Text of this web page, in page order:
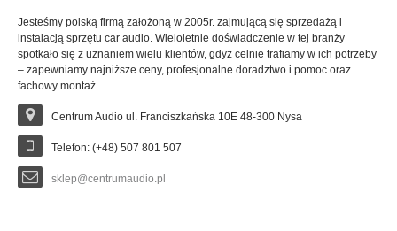
Jesteśmy polską firmą założoną w 2005r. zajmującą się sprzedażą i
instalacją sprzętu car audio. Wieloletnie doświadczenie w tej branży
spotkało się z uznaniem wielu klientów, gdyż celnie trafiamy w ich potrzeby
– zapewniamy najniższe ceny, profesjonalne doradztwo i pomoc oraz
fachowy montaż.
Centrum Audio ul. Franciszkańska 10E 48-300 Nysa
Telefon: (+48) 507 801 507
sklep@centrumaudio.pl